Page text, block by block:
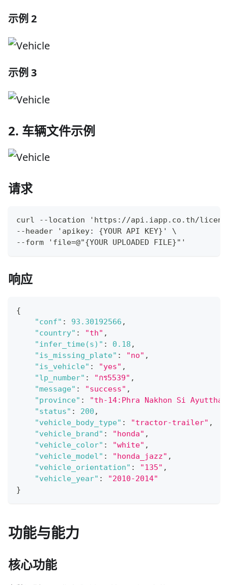
示例 2
示例 3
2. 车辆文件示例
请求
curl --location 'https://api.iapp.co.th/
--header 'apikey: {YOUR API KEY}' \
--form 'file=@"{YOUR UPLOADED FILE}"'
响应
{
"conf" : 93.30192566 ,
"country" : "th" ,
"infer_time(s)" : 0.18 ,
"is_missing_plate" : "no" ,
"is_vehicle" : "yes" ,
"lp_number" : "กร5539" ,
"message" : "success" ,
"province" :
"th-14:Phra Nakhon Si
"status" : 200 ,
"vehicle_body_type" : "tractor-trailer" ,
"vehicle_brand" : "honda" ,
"vehicle_color" : "white" ,
"vehicle_model" : "honda_jazz" ,
"vehicle_orientation" : "135" ,
"vehicle_year" :
"2010-2014"
}
功能与能力
核心功能